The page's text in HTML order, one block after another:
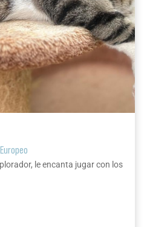
le encanta jugar con los